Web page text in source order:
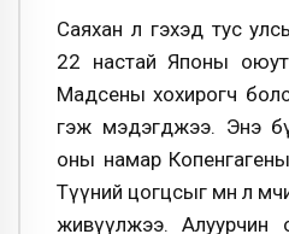
Саяхан л гэхэд тус
22 настай Японы
Мадсены хохирогч
гэж мэдэгджээ. Энэ
оны намар
Түүний цогцсыг мөн л
живүүлжээ. Алуурчин